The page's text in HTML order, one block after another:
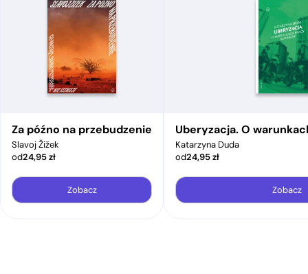
Za późno na przebudzenie
Slavoj Žižek
od24,95zł
Zobacz
Uberyzacja. O
Katarzyna Duda
od24,95zł
Zobacz